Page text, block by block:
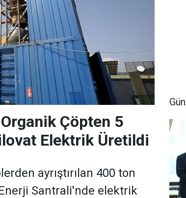
Çöpten 5
Elektrik Üretildi
ayrıştırılan 400 ton
Santrali'nde elektrik